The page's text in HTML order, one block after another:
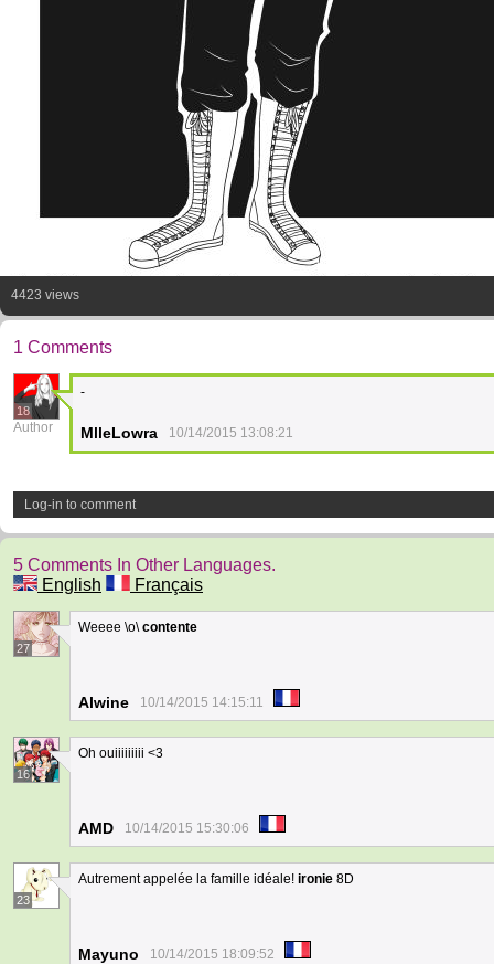
4423 views
1 Comments
18
Author
-
MlleLowra 10/14/2015 13:08:21
Log-in to comment
5 Comments In Other Languages.
English
Français
27
Weeee \o\contente
Alwine 10/14/2015 14:15:11
16
Oh ouiiiiiiiii <3
AMD 10/14/2015 15:30:06
23
Autrement appelée la famille idéale! ironie 8D
Mayuno 10/14/2015 18:09:52